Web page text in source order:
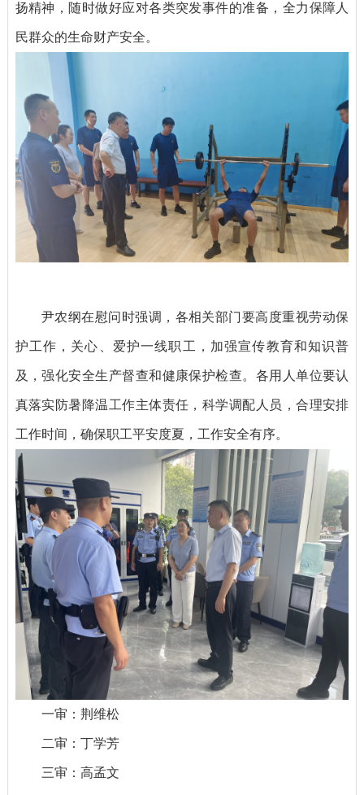
扬精神，随时做好应对各类突发事件的准备，全力保障人
民群众的生命财产安全。
尹农纲在慰问时强调，各相关部门要高度重视劳动保
护工作，关心、爱护一线职工，加强宣传教育和知识普
及，强化安全生产督查和健康保护检查。各用人单位要认
真落实防暑降温工作主体责任，科学调配人员，合理安排
工作时间，确保职工平安度夏，工作安全有序。
一审：荆维松
二审：丁学芳
三审：高孟文